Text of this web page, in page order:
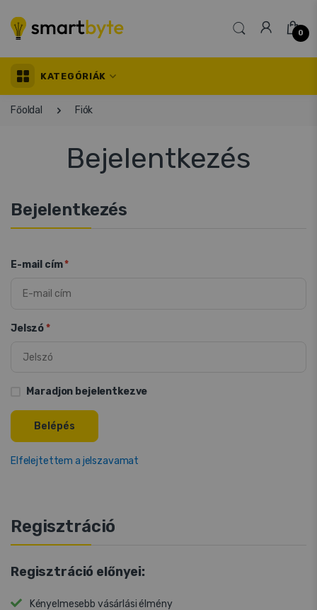
0
KATEGÓRIÁK
Főoldal Fiók
Bejelentkezés
Bejelentkezés
E-mail cím*
Jelszó*
Maradjon bejelentkezve
Belépés
Elfelejtettem a jelszavamat
Regisztráció
Regisztráció előnyei:
Kényelmesebb vásárlási élmény